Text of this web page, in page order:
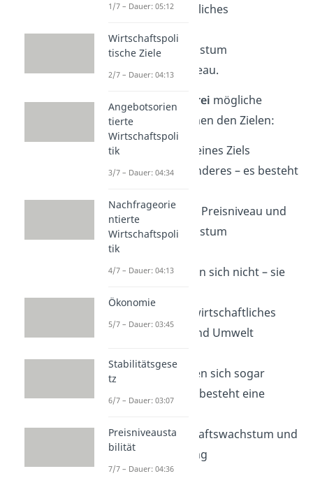
außenwirtschaftliches
Wirtschaftswachstum
stabiles Preisniveau.
Insgesamt gibt es
drei mögliche
Beziehungen
zwischen den Zielen:
Die Umsetzung eines Ziels
verhindert ein anderes – es besteht
Beispiel:stabiles Preisniveau und
Wirtschaftswachstum
Ziele beeinflussen sich nicht – sie
Außenwirtschaftliches
Gleichgewicht und Umwelt
Ziele unterstützen sich sogar
gegenseitig – es besteht eine
Beispiel:Wirtschaftswachstum und
Vollbeschäftigung
1/7 – Dauer: 05:12
Wirtschaftspoli
tische Ziele
2/7 – Dauer: 04:13
Angebotsorien
tierte
Wirtschaftspoli
tik
3/7 – Dauer: 04:34
Nachfrageorie
ntierte
Wirtschaftspoli
tik
4/7 – Dauer: 04:13
Ökonomie
5/7 – Dauer: 03:45
Stabilitätsgese
tz
6/7 – Dauer: 03:07
Preisniveausta
bilität
7/7 – Dauer: 04:36